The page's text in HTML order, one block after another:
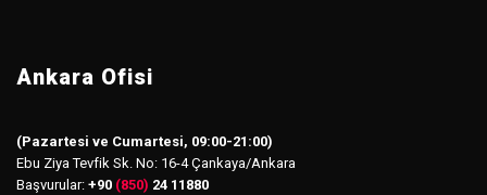
Ankara Ofisi
(Pazartesi ve Cumartesi, 09:00-21:00)
Ebu Ziya Tevfik Sk. No: 16-4 Çankaya/Ankara
Başvurular: +90 (850) 24 11880